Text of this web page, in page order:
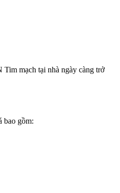
mạch tại nhà ngày càng trở
bao gồm: